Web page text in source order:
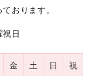
おります。
祝日
金 土 日 祝